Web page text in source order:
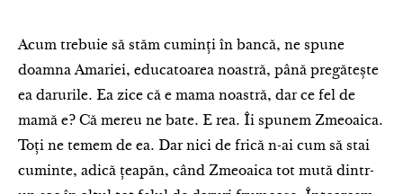
Acum trebuie să stăm cuminți în bancă, ne spune
doamna Amariei, educatoarea noastră, până pregătește
ea darurile. Ea zice că e mama noastră, dar ce fel de
mamă e? Că mereu ne bate. E rea. Îi spunem Zmeoaica.
Toți ne temem de ea. Dar nici de frică n-ai cum să stai
cuminte, adică țeapăn, când Zmeoaica tot mută dintr-